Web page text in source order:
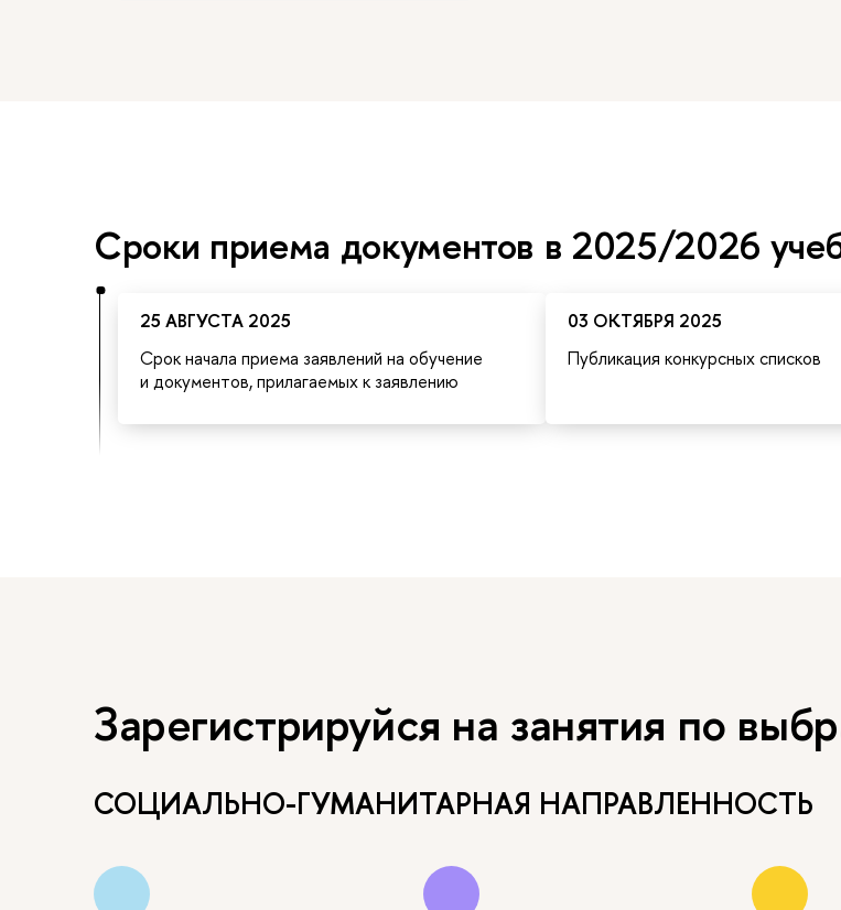
Сроки приема документов в 2025/2026
25 АВГУСТА 2025
Срок начала приема заявлений на обучение
и документов, прилагаемых к заявлению
03 ОКТЯБРЯ 2025
Публикация конкурсных списков
Зарегистрируйся на занятия по
СОЦИАЛЬНО-ГУМАНИТАРНАЯ НАПРАВЛЕННОСТЬ